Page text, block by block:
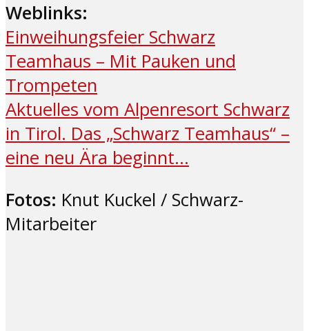
Weblinks:
Einweihungsfeier Schwarz
Teamhaus – Mit Pauken und
Trompeten
Aktuelles vom Alpenresort Schwarz
in Tirol. Das „Schwarz Teamhaus“ –
eine neu Ära beginnt…
Fotos: Knut Kuckel / Schwarz-
Mitarbeiter